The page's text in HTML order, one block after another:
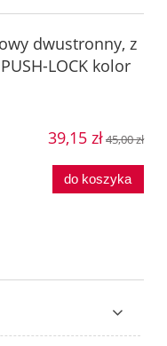
dwustronny, z
LOCK kolor
39,15 zł45,00 zł
do koszyka